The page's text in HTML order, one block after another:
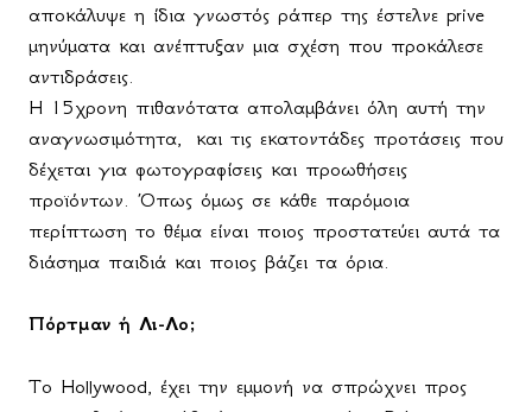
αποκάλυψε η ίδια γνωστός ράπερ της έστελνε prive
μηνύματα και ανέπτυξαν μια σχέση που προκάλεσε
αντιδράσεις.
Η 15χρονη πιθανότατα απολαμβάνει όλη αυτή την
αναγνωσιμότητα,
και τις εκατοντάδες προτάσεις που
δέχεται για φωτογραφίσεις και προωθήσεις
προϊόντων. Όπως όμως σε κάθε παρόμοια
περίπτωση το θέμα είναι ποιος προστατεύει αυτά τα
διάσημα παιδιά και ποιος βάζει τα όρια.
Πόρτμαν ή Λι-Λο;
Το Hollywood , έχει την εμμονή να σπρώχνει προς